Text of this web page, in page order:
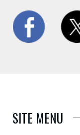
SITE MENU